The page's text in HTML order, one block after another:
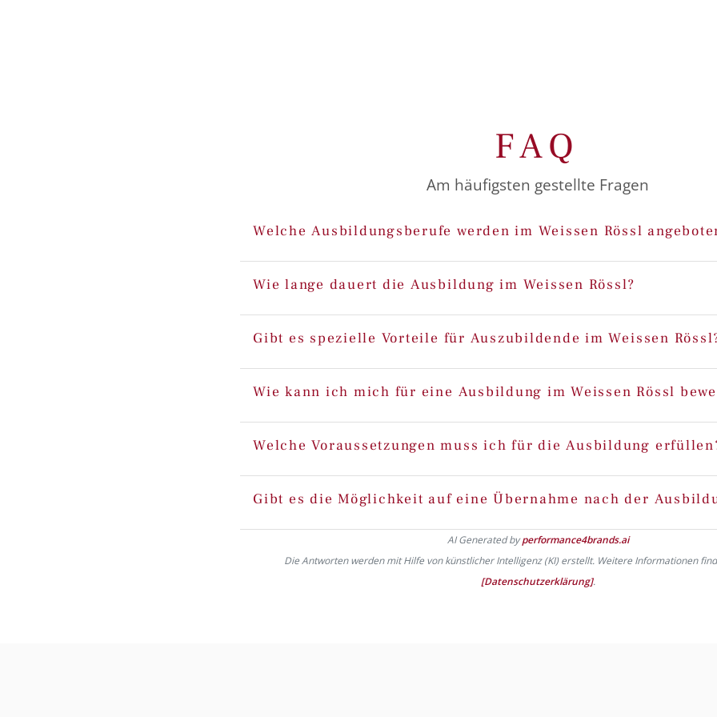
FAQ
Am häufigsten gestellte Fragen
Welche Ausbildungsberufe werden im Weissen Rössl
Wie lange dauert die Ausbildung im Weissen Rössl?
Gibt es spezielle Vorteile für Auszubildende im Weissen
Wie kann ich mich für eine Ausbildung im Weissen Rössl
Welche Voraussetzungen muss ich für die Ausbildung
Gibt es die Möglichkeit auf eine Übernahme nach der
AI Generated byperformance4brands.ai
Die Antworten werden mit Hilfe von künstlicher Intelligenz (KI) erstellt. Weitere Informationen
[Datenschutzerklärung].